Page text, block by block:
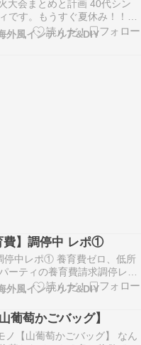
大会まとめと計画 40代シン
です。もうすぐ夏休み！！で
な中学2年生は、部活三昧&絶
てくれなさそうなので…今年
外風インテリア&DIY
費】調停中 レポ①
停中レポ① 養育費ゼロ、低所
ーティの養育費請求調停レポ
マ【養育費】ショックだった
マ 養育費 ショックだった弁
、低所得シングルマザーの養
やさぐれ中のため注意私も体
外風インテリア&DIY
葡萄かごバッグ】
ノ【山葡萄かごバッグ】 なん